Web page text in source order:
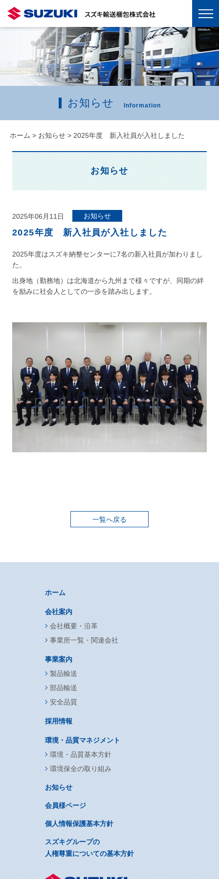
お知らせ Information
ホーム > お知らせ > 2025年度 新入社員が入社しました
お知らせ
お知らせ
2025年06月11日
2025年度 新入社員が入社しました
2025年度はスズキ納整センターに7名の新入社員が加わりまし
た。
出身地（勤務地）は北海道から九州まで様々ですが、同期の絆
を励みに社会人としての一歩を踏み出します。
一覧へ戻る
ホーム
会社案内
会社概要・沿革
事業所一覧・関連会社
事業案内
製品輸送
部品輸送
安全品質
採用情報
環境・品質マネジメント
環境・品質基本方針
環境保全の取り組み
お知らせ
会員様ページ
個人情報保護基本方針
スズキグループの
人権尊重についての基本方針